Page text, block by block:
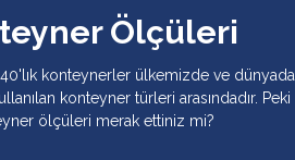
Ölçüleri
konteynerler ülkemizde ve dünyada
konteyner türleri arasındadır. Peki
ölçüleri merak ettiniz mi?